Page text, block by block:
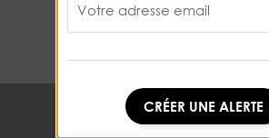
CRÉER UNE ALERTE
Votre adresse email
CRÉER UNE ALERTE